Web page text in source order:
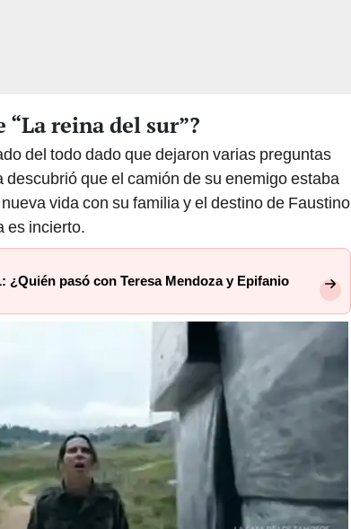
“La reina del sur”?
del todo dado que dejaron varias preguntas
descubrió que el camión de su enemigo estaba
vida con su familia y el destino de Faustino
es incierto.
¿Quién pasó con Teresa Mendoza y Epifanio